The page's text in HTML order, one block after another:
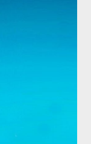
Dealistas.gr